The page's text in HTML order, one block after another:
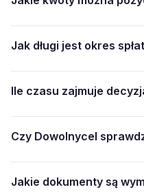
Jak długi jest okres
Ile czasu zajmuje
Czy Dowolnycel
Jakie dokumenty są